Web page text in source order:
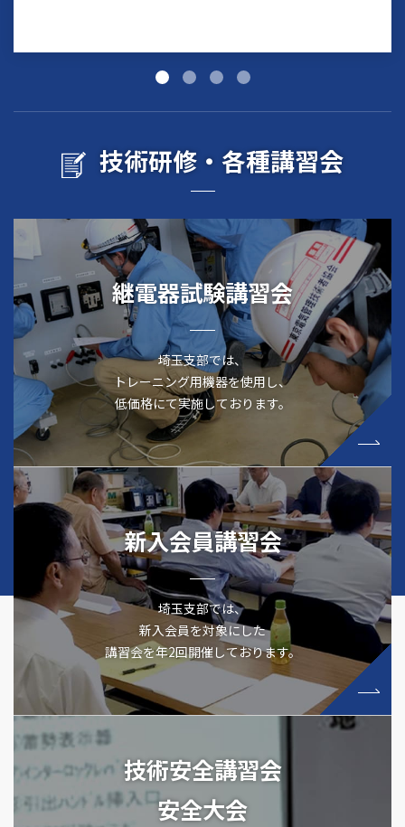
技術研修・各種講習会
継電器試験講習会
埼玉支部では、
トレーニング用機器を使用し、
低価格にて実施しております。
新入会員講習会
埼玉支部では、
新入会員を対象にした
講習会を年2回開催しております。
技術安全講習会
安全大会